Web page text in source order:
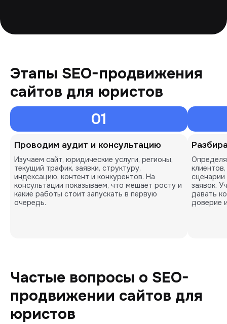
Этапы SEO-продвижения
сайтов для юристов
01
Проводим аудит и консультацию
Изучаем сайт, юридические услуги, регионы,
текущий трафик, заявки, структуру,
индексацию, контент и конкурентов. На
консультации показываем, что мешает росту и
какие работы стоит запускать в первую
очередь.
заявок.
давать
доверие
Частые вопросы о SEO-
продвижении сайтов для
юристов